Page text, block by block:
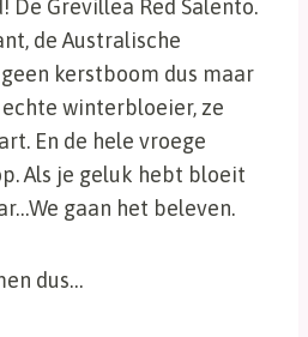
De Grevillea Red Salento.
de Australische
kerstboom dus maar
winterbloeier, ze
En de hele vroege
Als je geluk hebt bloeit
gaan het beleven.
dus…